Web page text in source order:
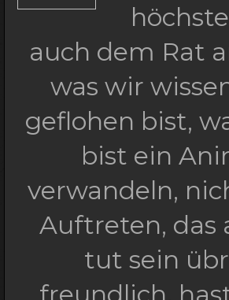
auch dem Rat
was wir
geflohen bist,
bist ein
verwandeln,
Auftreten, das
tut sein